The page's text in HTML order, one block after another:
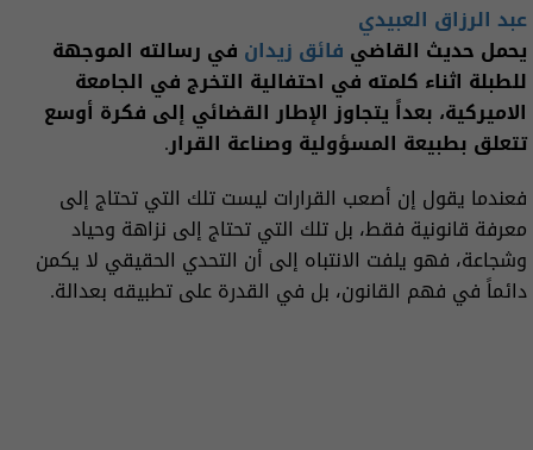
عبد الرزاق العبيدي
يحمل حديث القاضي فائق زيدان في رسالته الموجهة
للطبلة اثناء كلمته في احتفالية التخرج في الجامعة
الاميركية، بعداً يتجاوز الإطار القضائي إلى فكرة أوسع
تتعلق بطبيعة المسؤولية وصناعة القرار.
فعندما يقول إن أصعب القرارات ليست تلك التي تحتاج إلى
معرفة قانونية فقط، بل تلك التي تحتاج إلى نزاهة وحياد
وشجاعة، فهو يلفت الانتباه إلى أن التحدي الحقيقي لا يكمن
دائماً في فهم القانون، بل في القدرة على تطبيقه بعدالة.